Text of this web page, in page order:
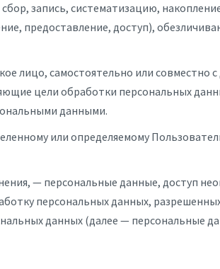
запись, систематизацию,
предоставление, доступ),
лицо, самостоятельно или совместно
цели обработки персональных
данными.
или определяемому
— персональные данные, доступ
персональных данных,
данных (далее — персональные